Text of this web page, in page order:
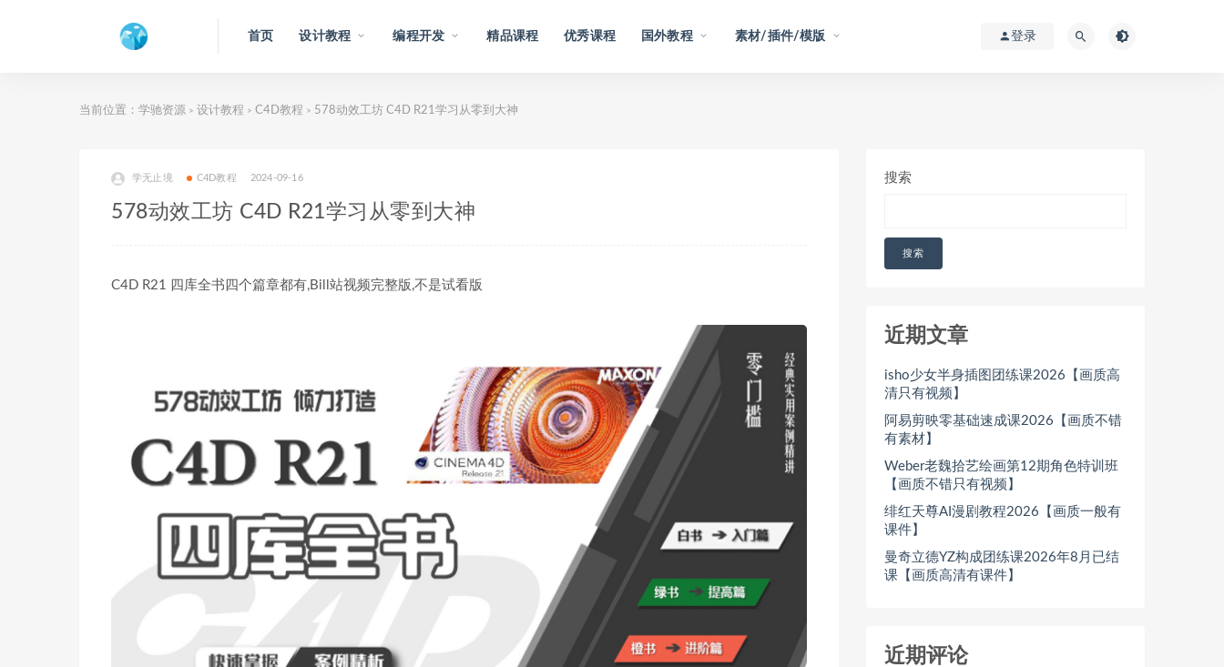
首页 设计教程 编程开发 精品课程 优秀课程 国外教程 素材/插件/模版 登录
当前位置： 学驰资源 > 设计教程 > C4D教程 > 578动效工坊 C4D R21学习从零到大神
学无止境 C4D教程 2024-09-16
578动效工坊 C4D R21学习从零到大神
C4D R21 四库全书四个篇章都有,Bill站视频完整版,不是试看版
搜索
搜索
近期文章
isho少女半身插图团练课2026【画质高
清只有视频】
阿易剪映零基础速成课2026【画质不错
有素材】
Weber老魏拾艺绘画第12期角色特训班
【画质不错只有视频】
绯红天尊AI漫剧教程2026【画质一般有
课件】
曼奇立德YZ构成团练课2026年8月已结
课【画质高清有课件】
近期评论